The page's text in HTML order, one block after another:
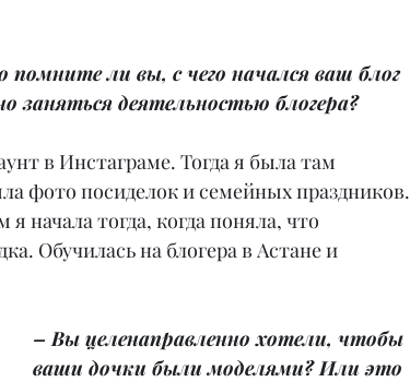
ли вы, с чего начался ваш блог
заняться деятельностью блогера?
в Инстаграме. Тогда я была там
фото посиделок и семейных праздников.
начала тогда, когда поняла, что
Обучилась на блогера в Астане и
– Вы целенаправленно хотели, чтобы
ваши дочки были моделями? Или это